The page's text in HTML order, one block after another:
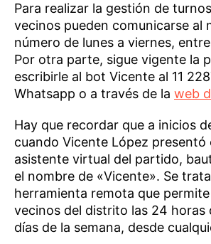
Para realizar la gestión de
vecinos pueden comunicarse al
número de lunes a viernes,
Por otra parte, sigue vigente la
escribirle al bot Vicente al 11
Whatsapp o a través de la web
Hay que recordar que a inicios
cuando Vicente López presentó
asistente virtual del partido,
el nombre de «Vicente». Se
herramienta remota que
vecinos del distrito las 24 horas
días de la semana, desde